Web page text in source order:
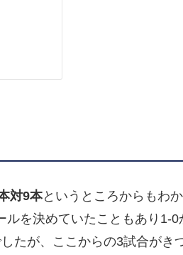
対9本というところからもわ
を決めていたこともあり1-0
たが、ここからの3試合がき